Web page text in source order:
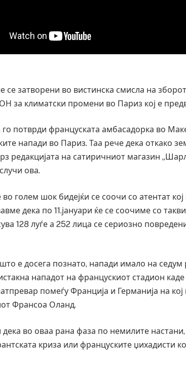
се затворени во вистинска смисла на
за климатски промени во Париз кој е
го потврди француската амбасадорка во
напади во Париз. Таа рече дека откако
редакцијата на сатиричниот магазин
ова.
во голем шок бидејќи се соочи со атентат
дека по 11.јануари ќе се соочиме со
128 луѓе а 252 лица се сериозно
е досега познато, напади имало на
нападот на францускиот стадион
помеѓу Франција и Германија на
Франсоа Оланд.
дека во оваа рана фаза по немилите
криза или француските џихадисти
Горат Парос, Андрос, Калимнос, Крит, …